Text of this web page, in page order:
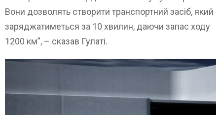
Вони дозволять створити транспортний засіб, який
заряджатиметься за 10 хвилин, даючи запас ходу
1200 км”, – сказав Гулаті.